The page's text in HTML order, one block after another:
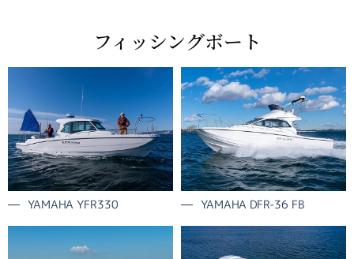
フィッシングボート
YAMAHA YFR330 YAMAHA DFR-36 FB